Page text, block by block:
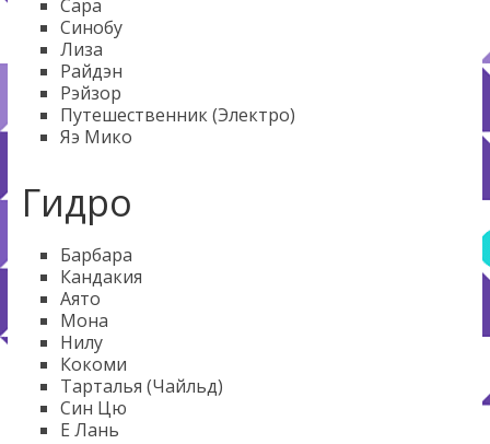
Сара
Синобу
Лиза
Райдэн
Рэйзор
Путешественник (Электро)
Яэ Мико
Гидро
Барбара
Кандакия
Аято
Мона
Нилу
Кокоми
Тарталья (Чайльд)
Син Цю
Е Лань